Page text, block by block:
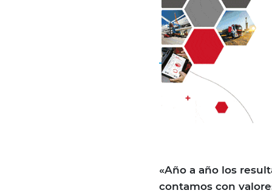
«Año a año los
contamos con